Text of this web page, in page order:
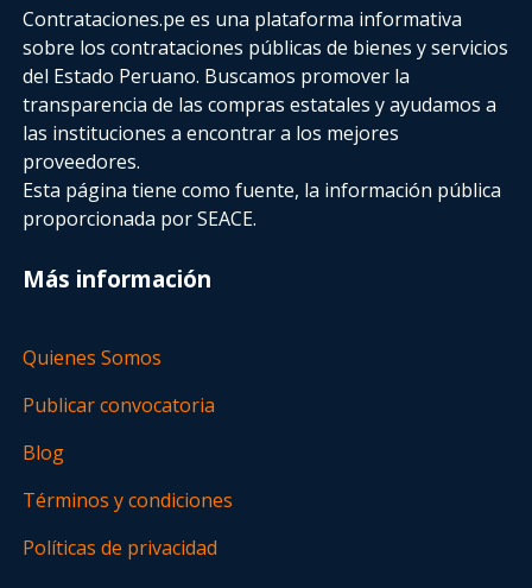
Contrataciones.pe es una plataforma informativa
sobre los contrataciones públicas de bienes y servicios
del Estado Peruano. Buscamos promover la
transparencia de las compras estatalesy ayudamos a
las instituciones a encontrar a los mejores
proveedores.
Esta página tiene como fuente, la información pública
proporcionada por SEACE.
Más información
Quienes Somos
Publicar convocatoria
Blog
Términos y condiciones
Políticas de privacidad